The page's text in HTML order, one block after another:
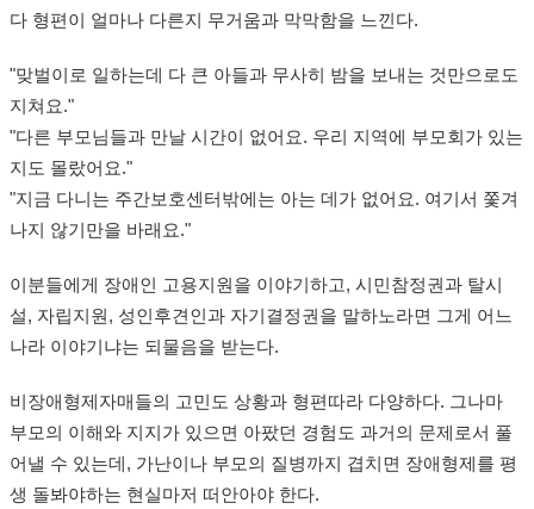
다 형편이 얼마나 다른지 무거움과 막막함을 느낀다.
"맞벌이로 일하는데 다 큰 아들과 무사히 밤을 보내는 것만으로도
지쳐요."
"다른 부모님들과 만날 시간이 없어요. 우리 지역에 부모회가 있는
지도 몰랐어요."
"지금 다니는 주간보호센터밖에는 아는 데가 없어요. 여기서 쫓겨
나지 않기만을 바래요."
이분들에게 장애인 고용지원을 이야기하고, 시민참정권과 탈시
설, 자립지원, 성인후견인과 자기결정권을 말하노라면 그게 어느
나라 이야기냐는 되물음을 받는다.
비장애형제자매들의 고민도 상황과 형편따라 다양하다. 그나마
부모의 이해와 지지가 있으면 아팠던 경험도 과거의 문제로서 풀
어낼 수 있는데, 가난이나 부모의 질병까지 겹치면 장애형제를 평
생 돌봐야하는 현실마저 떠안아야 한다.